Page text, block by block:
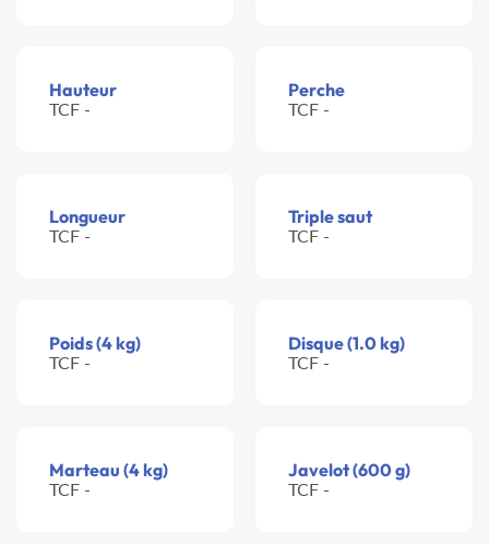
Hauteur
TCF -
Perche
TCF -
Longueur
TCF -
Triple saut
TCF -
Poids (4 kg)
TCF -
Disque (1.0 kg)
TCF -
Marteau (4 kg)
TCF -
Javelot (600 g)
TCF -